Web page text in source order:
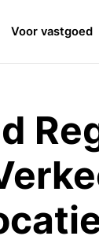
Voor vastgoed